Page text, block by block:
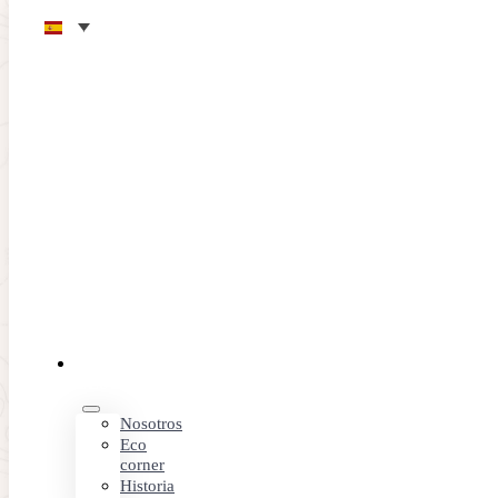
Saltar al contenido principal
Nosotros
Eco
corner
Historia
Siguiente hoyo
PAR 4